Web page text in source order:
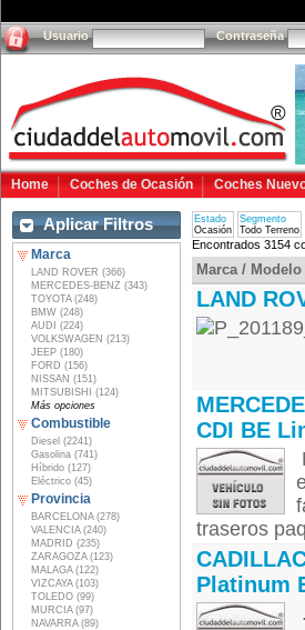
Usuario Contraseña
Home Coches de Ocasión Coches
Aplicar Filtros
Marca
LAND ROVER (366)
MERCEDES-BENZ (343)
TOYOTA (248)
BMW (248)
AUDI (224)
VOLKSWAGEN (213)
JEEP (180)
FORD (156)
NISSAN (151)
MITSUBISHI (124)
Más opciones
Combustible
Diesel (2241)
Gasolina (741)
Híbrido (127)
Eléctrico (45)
Provincia
BARCELONA (278)
VALENCIA (240)
MADRID (235)
ZARAGOZA (123)
MALAGA (122)
VIZCAYA (103)
TOLEDO (99)
MURCIA (97)
NAVARRA (89)
Estado
Ocasión
Segmento
Todo Terreno
Encontrados 3154
Marca / Modelo
LAND
CDI BE
traseros
Platinum